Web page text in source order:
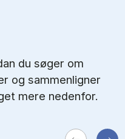
du søger om
og sammenligner
mere nedenfor.